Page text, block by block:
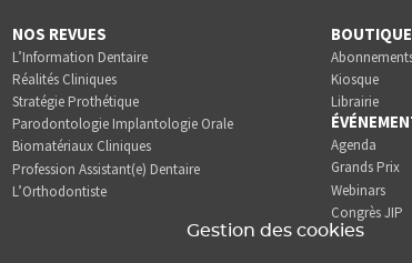
NOS REVUES
L’Information Dentaire
Réalités Cliniques
Stratégie Prothétique
Parodontologie Implantologie Orale
Biomatériaux Cliniques
Profession Assistant(e) Dentaire
L’Orthodontiste
BOUTIQUE
Kiosque
Librairie
Agenda
Grands Prix
Webinars
Congrès JIP
Gestion des cookies